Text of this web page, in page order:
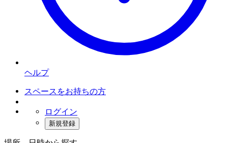
ヘルプ
スペースをお持ちの方
ログイン
新規登録